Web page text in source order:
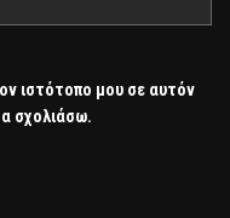
ιστότοπο μου σε αυτόν
σχολιάσω.